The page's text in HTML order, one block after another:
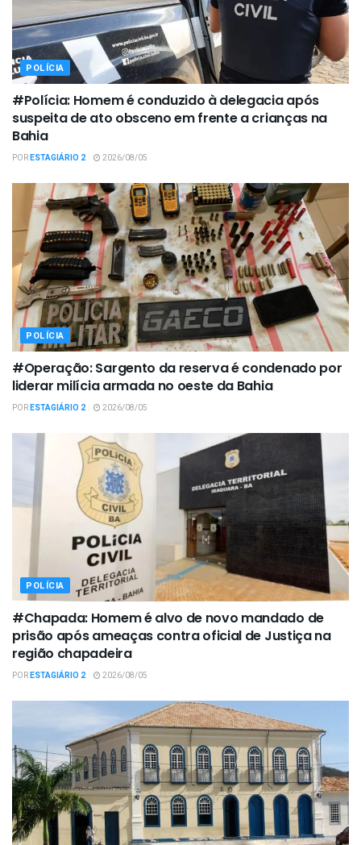
POLÍCIA
#Polícia: Homem é conduzido à delegacia após
suspeita de ato obsceno em frente a crianças na
Bahia
PORESTAGIÁRIO 2 2026/08/05
POLÍCIA
#Operação: Sargento da reserva é condenado por
liderar milícia armada no oeste da Bahia
PORESTAGIÁRIO 2 2026/08/05
POLÍCIA
#Chapada: Homem é alvo de novo mandado de
prisão após ameaças contra oficial de Justiça na
região chapadeira
PORESTAGIÁRIO 2 2026/08/05